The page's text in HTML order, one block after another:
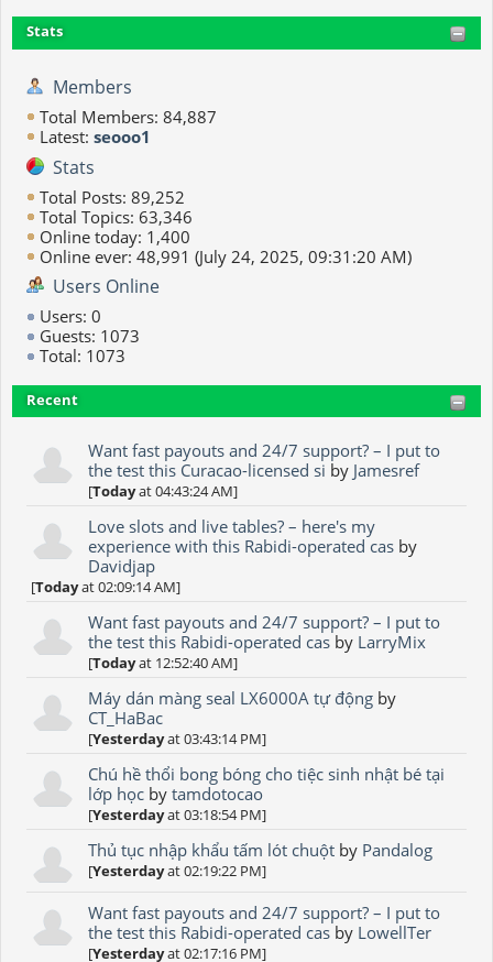
Stats
Members
Total Members: 84,887
Latest: seooo1
Stats
Total Posts: 89,252
Total Topics: 63,346
Online today: 1,400
Online ever: 48,991 (July 24, 2025, 09:31:20 AM)
Users Online
Users: 0
Guests: 1073
Total: 1073
Recent
Want fast payouts and 24/7 support? – I put to
the test this Curacao-licensed si by Jamesref
[Todayat 04:43:24 AM]
Love slots and live tables? – here's my
experience with this Rabidi-operated cas by
Davidjap
[Todayat 02:09:14 AM]
Want fast payouts and 24/7 support? – I put to
the test this Rabidi-operated cas by LarryMix
[Todayat 12:52:40 AM]
Máy dán màng seal LX6000A tự động by
CT_HaBac
[Yesterdayat 03:43:14 PM]
Chú hề thổi bong bóng cho tiệc sinh nhật bé tại
lớp học bytamdotocao
[Yesterdayat 03:18:54 PM]
Thủ tục nhập khẩu tấm lót chuột by Pandalog
[Yesterdayat 02:19:22 PM]
Want fast payouts and 24/7 support? – I put to
the test this Rabidi-operated cas by LowellTer
[Yesterdayat 02:17:16 PM]